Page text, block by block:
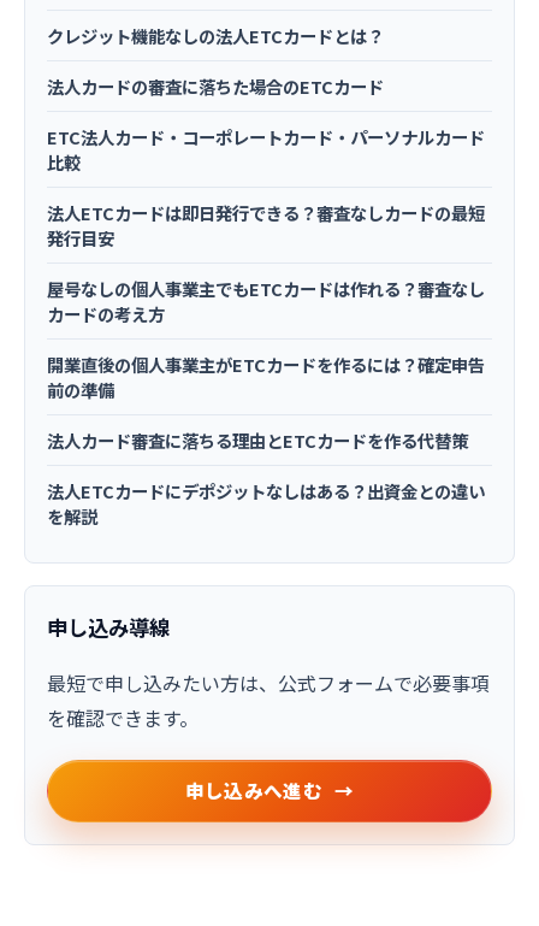
クレジット機能なしの法人ETCカードとは？
法人カードの審査に落ちた場合のETCカード
ETC法人カード・コーポレートカード・パーソナルカード
比較
法人ETCカードは即日発行できる？審査なしカードの最短
発行目安
屋号なしの個人事業主でもETCカードは作れる？審査なし
カードの考え方
開業直後の個人事業主がETCカードを作るには？確定申告
前の準備
法人カード審査に落ちる理由とETCカードを作る代替策
法人ETCカードにデポジットなしはある？出資金との違い
を解説
申し込み導線
最短で申し込みたい方は、公式フォームで必要事項
を確認できます。
申し込みへ進む